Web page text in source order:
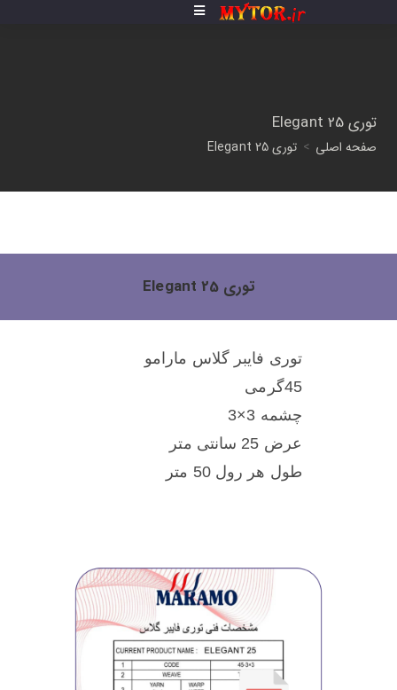
توری Elegant 25
صفحه اصلی > توری Elegant 25
توری Elegant 25
توری فایبر گلاس مارامو
45گرمی
چشمه 3×3
عرض 25 سانتی متر
طول هر رول 50 متر